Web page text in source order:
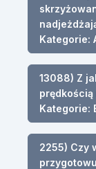
Kategorie:
13088) Z
Kategorie:
2255) Czy